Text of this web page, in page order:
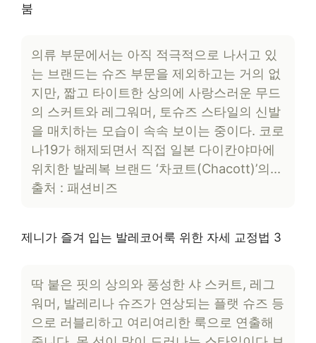
붐
의류 부문에서는 아직 적극적으로 나서고 있
는 브랜드는 슈즈 부문을 제외하고는 거의 없
지만, 짧고 타이트한 상의에 사랑스러운 무드
의 스커트와 레그워머, 토슈즈 스타일의 신발
을 매치하는 모습이 속속 보이는 중이다. 코로
나19가 해제되면서 직접 일본 다이칸야마에
위치한 발레복 브랜드 ‘차코트(Chacott)’의…
출처 : 패션비즈
제니가 즐겨 입는 발레코어룩 위한 자세 교정법 3
딱 붙은 핏의 상의와 풍성한 샤 스커트, 레그
워머, 발레리나 슈즈가 연상되는 플랫 슈즈 등
으로 러블리하고 여리여리한 룩으로 연출해